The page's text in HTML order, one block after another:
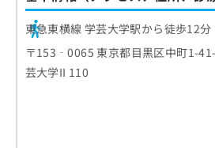
東急東横線 学芸大学駅から徒歩12分
〒153‐0065 東京都目黒区中町1-
芸大学II 110